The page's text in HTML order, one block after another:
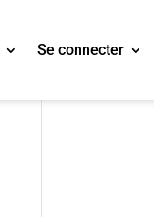
Se connecter